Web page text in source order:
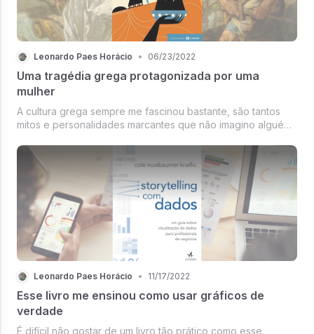
Leonardo Paes Horácio • 06/23/2022
Uma tragédia grega protagonizada por uma
mulher
A cultura grega sempre me fascinou bastante, são tantos
mitos e personalidades marcantes que não imagino alguém
Leonardo Paes Horácio • 11/17/2022
Esse livro me ensinou como usar gráficos de
verdade
É difícil não gostar de um livro tão prático como esse.